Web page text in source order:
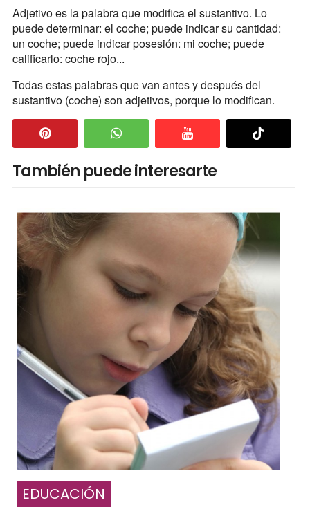
Adjetivo es la palabra que modifica el sustantivo. Lo
puede determinar: el coche; puede indicar su cantidad:
un coche; puede indicar posesión: mi coche; puede
calificarlo: coche rojo...
Todas estas palabras que van antes y después del
sustantivo (coche) son adjetivos, porque lo modifican.
También puede interesarte
EDUCACIÓN